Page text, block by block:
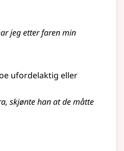
jeg etter faren min
ufordelaktig eller
skjønte han at de måtte